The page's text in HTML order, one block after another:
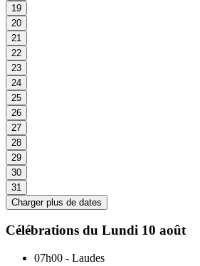
19
20
21
22
23
24
25
26
27
28
29
30
31
Charger plus de dates
Célébrations du Lundi 10 août
07h00 - Laudes